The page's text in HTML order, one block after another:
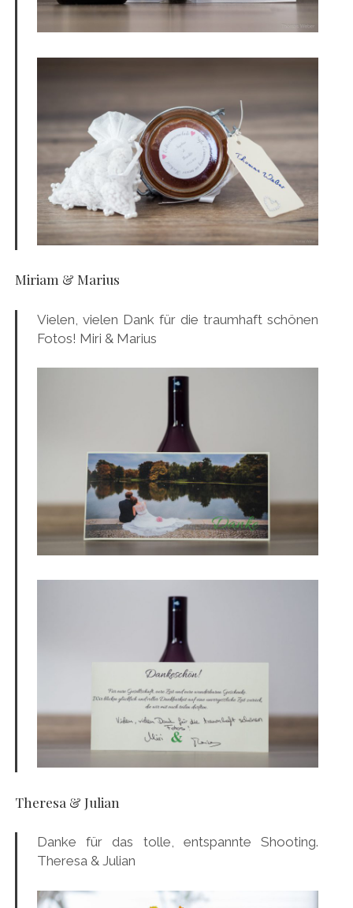
Miriam & Marius
Vielen, vielen Dank für die traumhaft schönen
Fotos! Miri & Marius
Theresa & Julian
Danke für das tolle, entspannte Shooting.
Theresa & Julian